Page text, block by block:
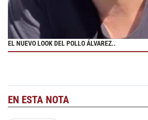
EL NUEVO LOOK DEL POLLO ÁLVAREZ..
EN ESTA NOTA